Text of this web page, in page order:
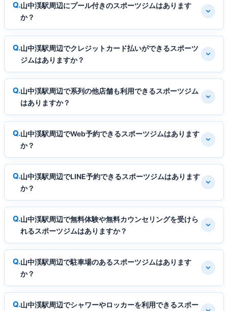
山中渓駅周辺にプール付きのスポーツジムはあります
か？
山中渓駅周辺でクレジットカード払いができるスポーツ
ジムはありますか？
山中渓駅周辺で系列の他店舗も利用できるスポーツジム
はありますか？
山中渓駅周辺でWeb予約できるスポーツジムはあります
か？
山中渓駅周辺でLINE予約できるスポーツジムはあります
か？
山中渓駅周辺で無料体験や無料カウンセリングを受けら
れるスポーツジムはありますか？
山中渓駅周辺で駐車場のあるスポーツジムはあります
か？
山中渓駅周辺でシャワーやロッカーを利用できるスポー